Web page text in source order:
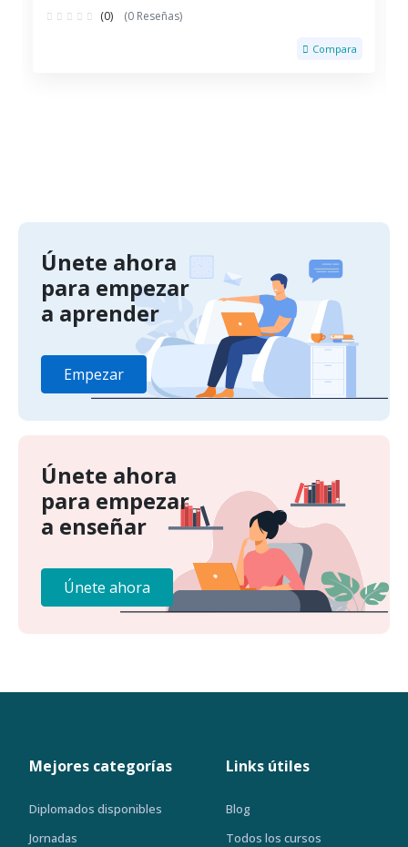
(0) (0 Reseñas)
Compara
Únete ahora
para empezar
a aprender
Empezar
Únete ahora
para empezar
a enseñar
Únete ahora
Mejores categorías
Diplomados disponibles
Jornadas
Links útiles
Blog
Todos los cursos